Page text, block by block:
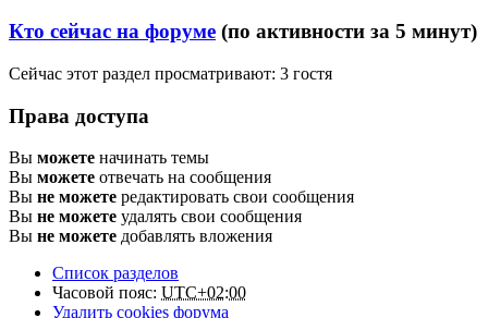
Кто сейчас на форуме (по активности за 5 минут)
Сейчас этот раздел просматривают: 3 гостя
Права доступа
Вы можете начинать темы
Вы можете отвечать на сообщения
Вы не можете редактировать свои сообщения
Вы не можете удалять свои сообщения
Вы не можете добавлять вложения
Список разделов
Часовой пояс: UTC+02:00
Удалить cookies форума